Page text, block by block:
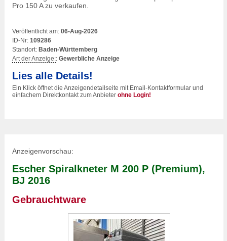
Pro 150 A zu verkaufen.
Veröffentlicht am: 06-Aug-2026
ID-Nr: 109286
Standort: Baden-Württemberg
Art der Anzeige:: Gewerbliche Anzeige
Lies alle Details!
Ein Klick öffnet die Anzeigendetailseite mit Email-Kontaktformular und
einfachem Direktkontakt zum Anbieter ohne Login!
Anzeigenvorschau:
Escher Spiralkneter M 200 P (Premium),
BJ 2016
Gebrauchtware